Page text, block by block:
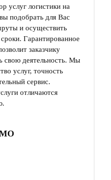
услуг логистики на
подобрать для Вас
и осуществить
Гарантированное
заказчику
свою деятельность. Мы
услуг, точность
сервис.
отличаются
МО